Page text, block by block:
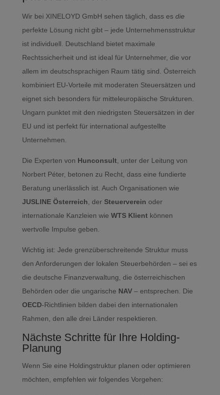
Wir bei XINELOYD GmbH sehen täglich, dass es die
perfekte Lösung nicht gibt – jede Unternehmensstruktur
ist individuell. Deutschland bietet maximale
Rechtssicherheit und ist ideal für Unternehmer, die vor
allem im deutschsprachigen Raum tätig sind. Österreich
kombiniert EU-Vorteile mit moderaten Steuersätzen und
eignet sich besonders für mitteleuropäische Strukturen.
Ungarn punktet mit den niedrigsten Steuersätzen in der
EU und ist perfekt für international aufgestellte
Unternehmen.
Die Experten von Hunconsult, unter der Leitung von
Norbert Péter, betonen zu Recht, dass eine fundierte
Beratung unerlässlich ist. Auch Organisationen wie
JUSLINE Österreich , der Steuerverein oder
internationale Kanzleien wie WTS Klientkönnen
wertvolle Impulse geben.
Wichtig ist: Jede grenzüberschreitende Struktur muss
den Anforderungen der lokalen Steuerbehörden – sei es
die deutsche Finanzverwaltung, die österreichischen
Behörden oder die ungarische NAV– entsprechen. Die
OECD-Richtlinien bilden dabei den internationalen
Rahmen, den alle drei Länder respektieren.
Nächste Schritte für Ihre Holding-
Planung
Wenn Sie eine Holdingstruktur planen oder optimieren
möchten, empfehlen wir folgendes Vorgehen: